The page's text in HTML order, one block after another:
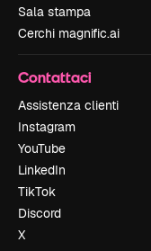
Sala stampa
Cerchi magnific.ai
Contattaci
Assistenza clienti
Instagram
YouTube
LinkedIn
TikTok
Discord
X